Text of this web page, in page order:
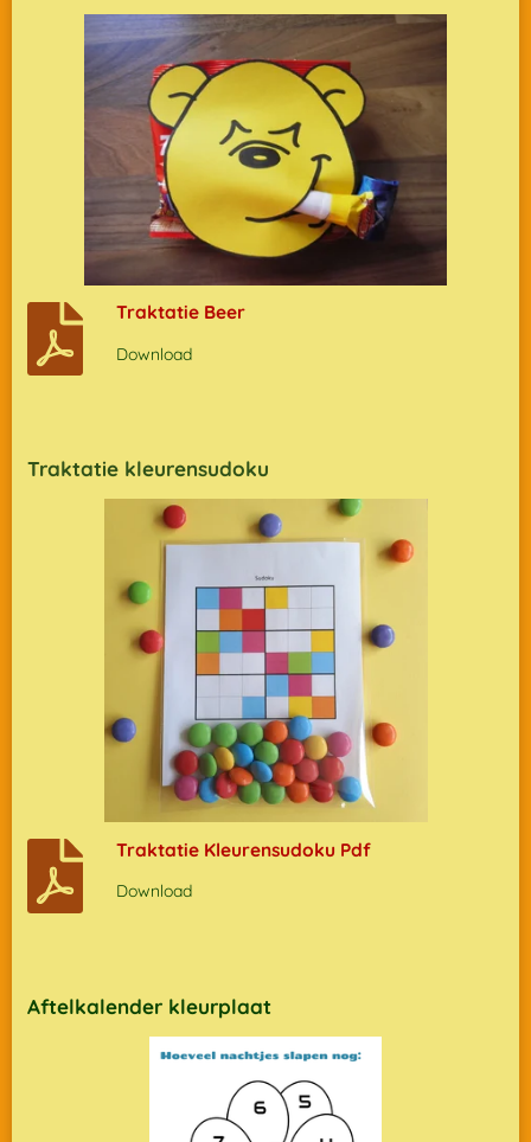
Traktatie Beer
Download
Traktatie kleurensudoku
Traktatie Kleurensudoku Pdf
Download
Aftelkalender kleurplaat